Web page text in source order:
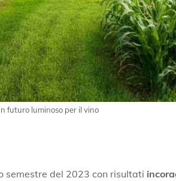
futuro luminoso per il vino
semestre del 2023 con risultati